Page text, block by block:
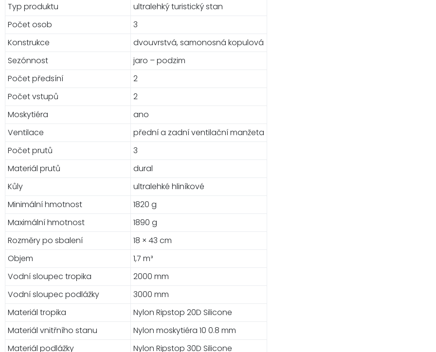
Typ produktu
ultralehký turistický stan
Počet osob
3
Konstrukce
dvouvrstvá, samonosná kopulová
Sezónnost
jaro – podzim
Počet předsíní
2
Počet vstupů
2
Moskytiéra
ano
Ventilace
přední a zadní ventilační manžeta
Počet prutů
3
Materiál prutů
dural
Kůly
ultralehké hliníkové
Minimální hmotnost
1820 g
Maximální hmotnost
1890 g
Rozměry po sbalení
18 × 43 cm
Objem
1,7 m³
Vodní sloupec tropika
2000 mm
Vodní sloupec podlážky
3000 mm
Materiál tropika
Nylon Ripstop 20D Silicone
Materiál vnitřního stanu
Nylon moskytiéra 10 0.8 mm
Materiál podlážky
Nylon Ripstop 30D Silicone